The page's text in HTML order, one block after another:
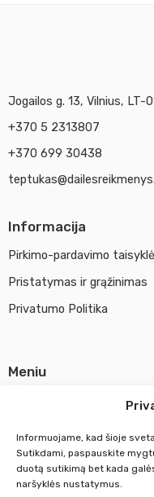
Informuojame, kad šioje
Sutikdami, paspauskite
duotą sutikimą bet kada
naršyklės nustatymus.
Jogailos g. 13, Vilnius, LT-
+370 5 2313807
+370 699 30438
Informacija
Pirkimo-pardavimo
Pristatymas ir grąžinimas
Privatumo Politika
Meniu
Susisiekti su mumis